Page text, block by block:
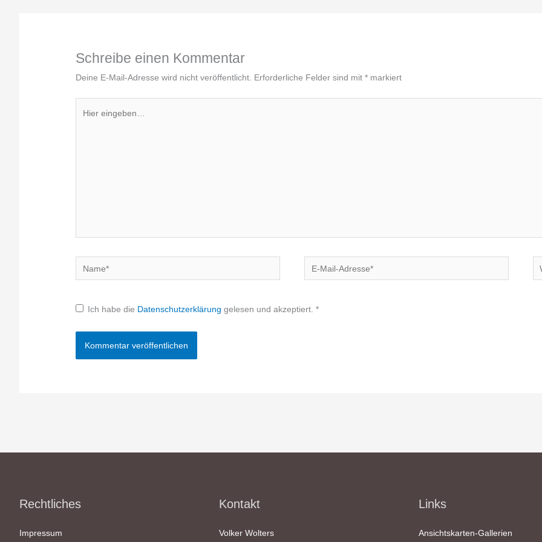
Schreibe einen Kommentar
Deine E-Mail-Adresse wird nicht veröffentlicht. Erforderliche Felder sind mit* markiert
eingeben…
Name*
E-
Mail-
Ich habe die Datenschutzerklärunggelesen und akzeptiert. *
Rechtliches
Impressum
Kontakt
Volker Wolters
Links
Ansichtskarten-Gallerien